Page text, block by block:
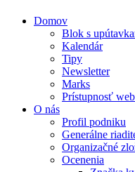
Domov
Blok s
Kalendár
Tipy
Newsletter
Marks
Prístupnosť
O nás
Profil podniku
Generálne
Organizačné
Ocenenia